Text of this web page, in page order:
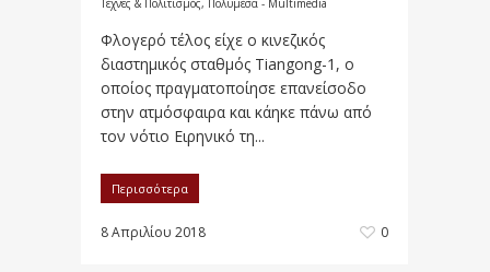
Τέχνες & Πολιτισμός, Πολυμέσα - Multimedia
Φλογερό τέλος είχε ο κινεζικός
διαστημικός σταθμός Tiangong-1, ο
οποίος πραγματοποίησε επανείσοδο
στην ατμόσφαιρα και κάηκε πάνω από
τον νότιο Ειρηνικό τη...
Περισσότερα
8 Απριλίου 2018 0